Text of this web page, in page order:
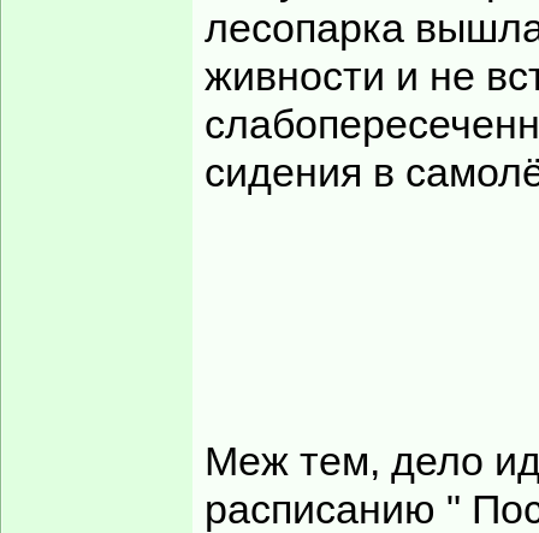
лесопарка
живности и не
сидения в
Меж тем, дело
расписанию "